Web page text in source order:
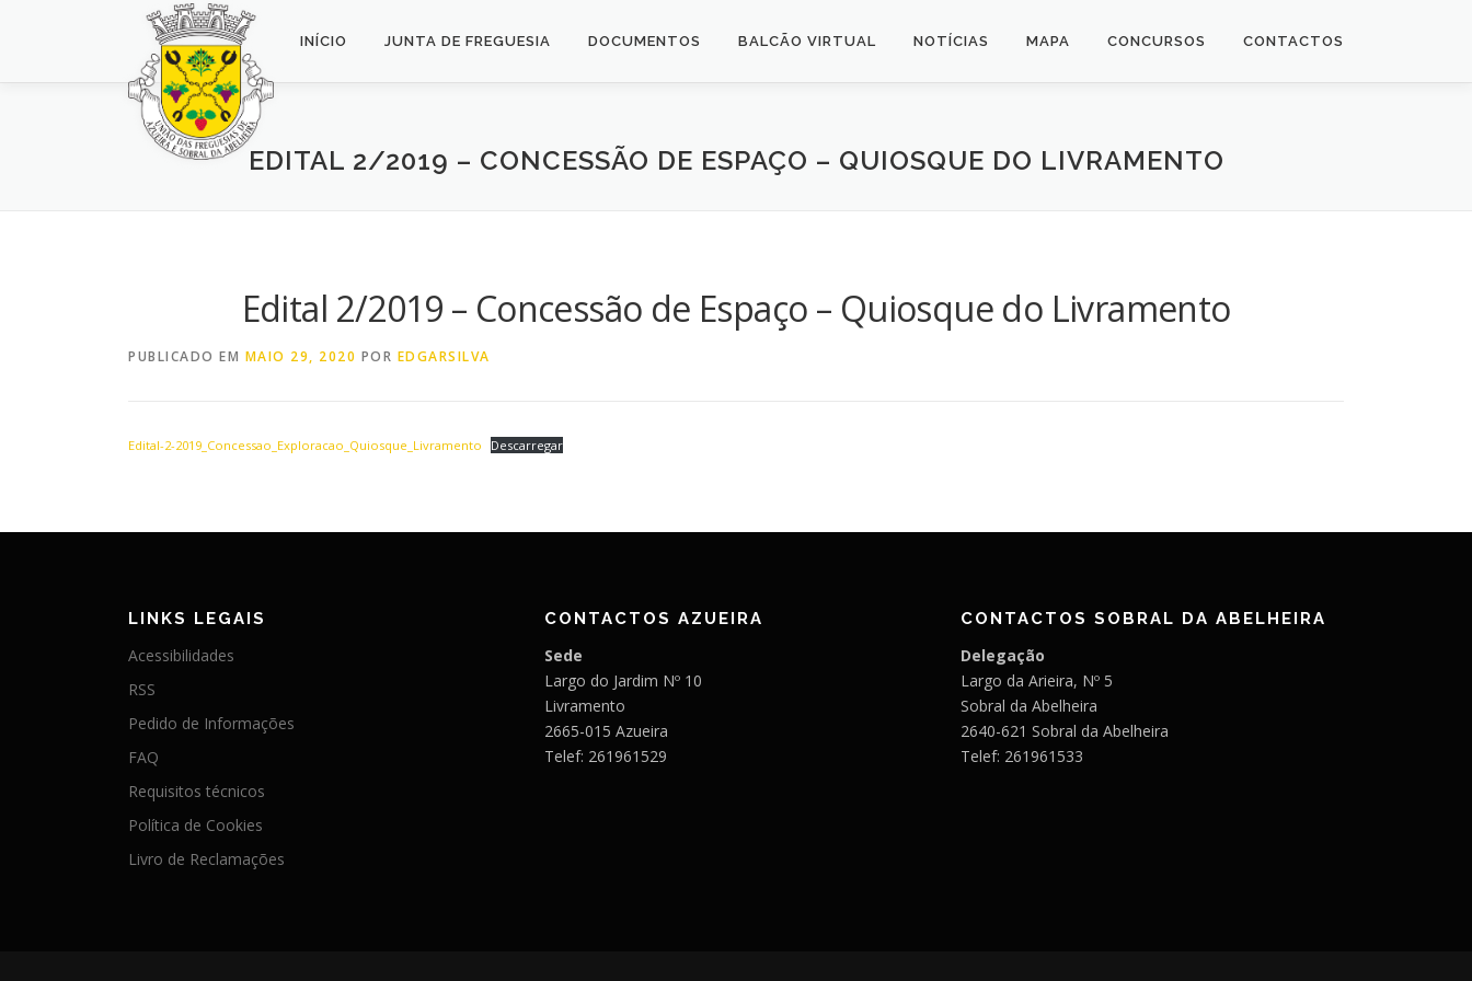
INÍCIO JUNTA DE FREGUESIA DOCUMENTOS BALCÃO VIRTUAL NOTÍCIAS MAPA CONCURSOS CONTACTOS
EDITAL 2/2019 – CONCESSÃO DE ESPAÇO – QUIOSQUE DO LIVRAMENTO
Edital 2/2019 – Concessão de Espaço – Quiosque do Livramento
PUBLICADO EM MAIO 29, 2020 POR EDGARSILVA
Edital-2-2019_Concessao_Exploracao_Quiosque_Livramento Descarregar
LINKS LEGAIS
Acessibilidades
RSS
Pedido de Informações
FAQ
Requisitos técnicos
Política de Cookies
Livro de Reclamações
CONTACTOS AZUEIRA
Sede
Largo do Jardim Nº 10
Livramento
2665-015 Azueira
Telef: 261961529
CONTACTOS SOBRAL DA ABELHEIRA
Delegação
Largo da Arieira, Nº 5
Sobral da Abelheira
2640-621 Sobral da Abelheira
Telef: 261961533